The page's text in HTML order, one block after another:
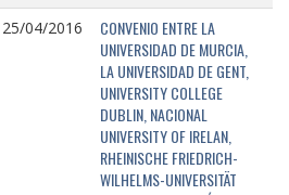
25/04/2016
CONVENIO ENTRE LA
UNIVERSIDAD DE MURCIA,
LA UNIVERSIDAD DE GENT,
UNIVERSITY COLLEGE
DUBLIN, NACIONAL
UNIVERSITY OF IRELAN,
RHEINISCHE FRIEDRICH-
WILHELMS-UNIVERSITÄT